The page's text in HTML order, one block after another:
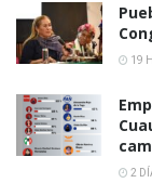
19
2